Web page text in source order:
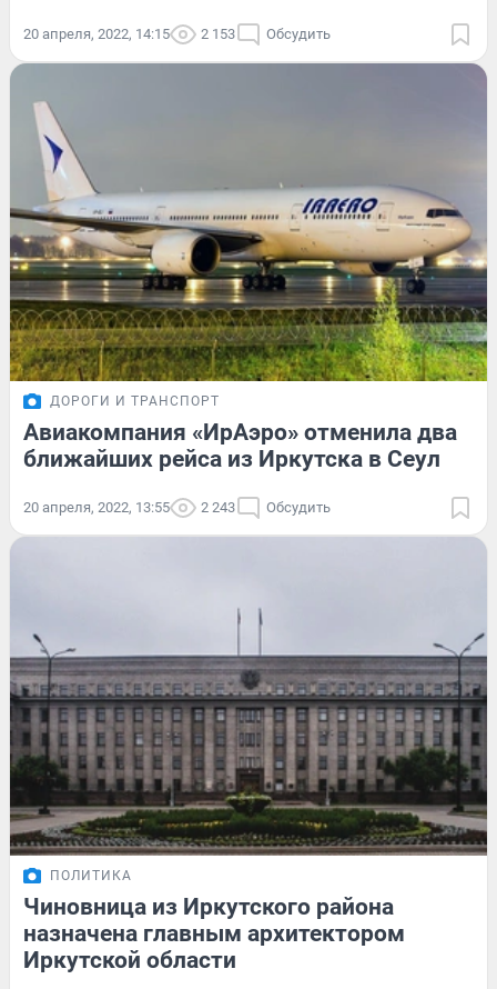
20 апреля, 2022, 14:15 2 153 Обсудить
ДОРОГИ И ТРАНСПОРТ
Авиакомпания «ИрАэро» отменила два
ближайших рейса из Иркутска в Сеул
20 апреля, 2022, 13:55 2 243 Обсудить
ПОЛИТИКА
Чиновница из Иркутского района
назначена главным архитектором
Иркутской области